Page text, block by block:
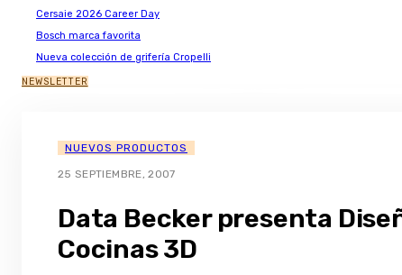
Cersaie 2026 Career Day
Bosch marca favorita
Nueva colección de grifería Cropelli
NEWSLETTER
NUEVOS PRODUCTOS
25 SEPTIEMBRE, 2007
Data Becker presenta
Cocinas 3D